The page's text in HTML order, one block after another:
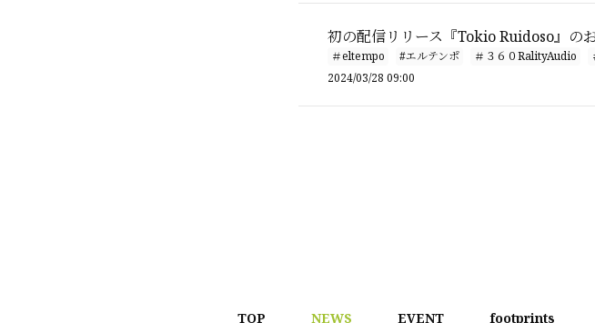
初の配信リリース『Tokio Ruidoso』の
＃eltempo #エルテンポ ＃３６０RalityAudio
2024/03/28 09:00
TOP NEWS EVENT footprints